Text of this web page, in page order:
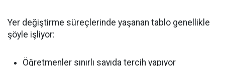
Yer değiştirme süreçlerinde yaşanan tablo genellikle
şöyle işliyor:
Öğretmenler sınırlı sayıda tercih yapıyor